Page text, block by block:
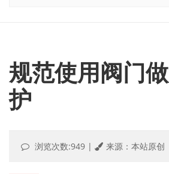
规范使用阀门
护
浏览次数:949 | 来源：本站原创